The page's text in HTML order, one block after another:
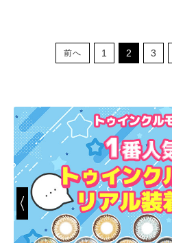
前へ 1 2 3